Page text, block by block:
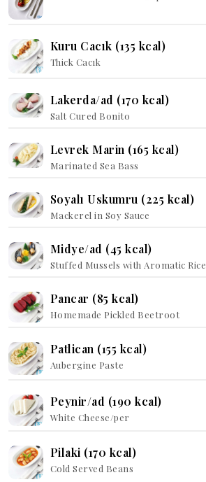
Kuru Cacık (135 kcal)
Thick Cacık
Lakerda/ad (170 kcal)
Salt Cured Bonito
Levrek Marin (165 kcal)
Marinated Sea Bass
Soyalı Uskumru (225 kcal)
Mackerel in Soy Sauce
Midye/ad (45 kcal)
Stuffed Mussels with Aromatic Rice
Pancar (85 kcal)
Homemade Pickled Beetroot
Patlican (155 kcal)
Aubergine Paste
Peynir/ad (190 kcal)
White Cheese/per
Pilaki (170 kcal)
Cold Served Beans